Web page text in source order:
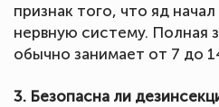
признак того, что яд
нервную систему. Полная
обычно занимает от 7 до
3. Безопасна ли